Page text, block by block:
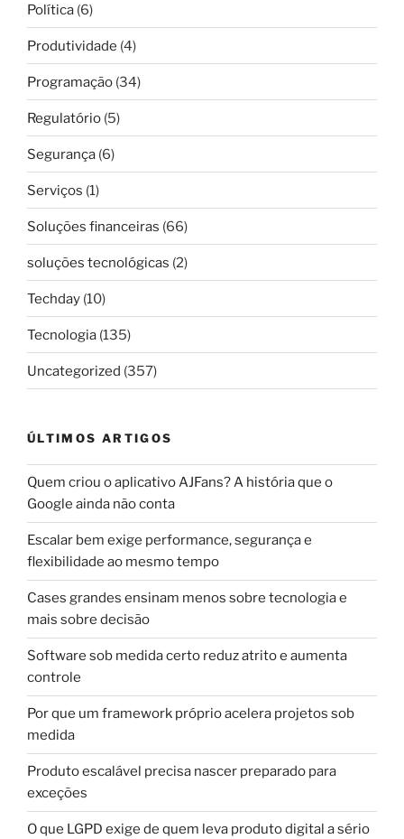
Política (6)
Produtividade (4)
Programação (34)
Regulatório (5)
Segurança (6)
Serviços (1)
Soluções financeiras (66)
soluções tecnológicas (2)
Techday (10)
Tecnologia (135)
Uncategorized (357)
ÚLTIMOS ARTIGOS
Quem criou o aplicativo AJFans? A história que o
Google ainda não conta
Escalar bem exige performance, segurança e
flexibilidade ao mesmo tempo
Cases grandes ensinam menos sobre tecnologia e
mais sobre decisão
Software sob medida certo reduz atrito e aumenta
controle
Por que um framework próprio acelera projetos sob
medida
Produto escalável precisa nascer preparado para
exceções
O que LGPD exige de quem leva produto digital a sério